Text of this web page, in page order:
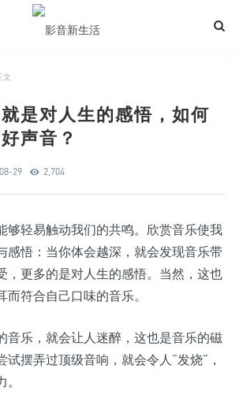
文
是对人生的感悟，如何
声音？
29 2,704
够轻易触动我们的共鸣。欣赏音乐使我
感悟：当你体会越深，就会发现音乐带
，更多的是对人生的感悟。当然，这也
符合自己口味的音乐。
音乐，就会让人迷醉，这也是音乐的磁
试摆弄过顶级音响，就会令人“发烧”，